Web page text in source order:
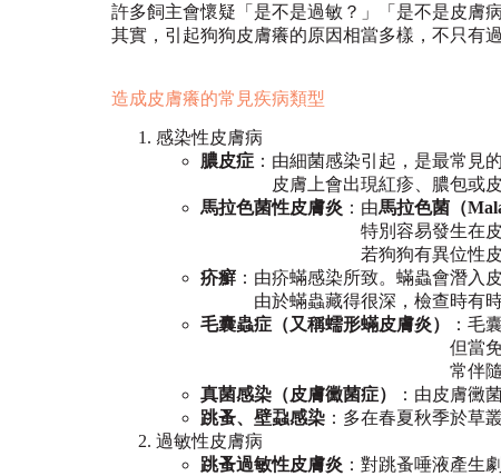
許多飼主會懷疑「是不是過敏？」「是不是皮膚病
其實，引起狗狗皮膚癢的原因相當多樣，不只有
造成皮膚癢的常見疾病類型
感染性皮膚病
膿皮症 ：由細菌感染引起，是最常見
皮膚上會出現紅疹、膿包或皮屑
馬拉色菌性皮膚炎 ：由馬拉色菌（
特別容易發生在皮脂分泌較
若狗狗有異位性皮膚炎等體
疥癬 ：由疥蟎感染所致。蟎蟲會潛入
由於蟎蟲藏得很深，檢查時有時
毛囊蟲症（又稱蠕形蟎皮膚炎）
：毛
但當免疫力下降、老化
常伴隨細菌感染，導
真菌感染（皮膚黴菌症）
：由皮膚黴
跳蚤、壁蝨感染 ：多在春夏秋季於草
過敏性皮膚病
跳蚤過敏性皮膚炎 ：對跳蚤唾液產生